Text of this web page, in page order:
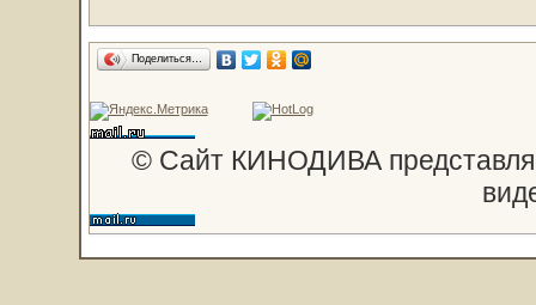
Поделиться…
© Сайт КИНОДИВА